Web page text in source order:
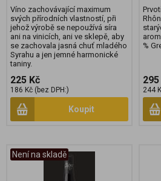
Víno zachovávající maximum
svých přírodních vlastností, při
jehož výrobě se nepoužívá síra
ani na vinicích, ani ve sklepě, aby
se zachovala jasná chuť mladého
Syrahu a jen jemné harmonické
taniny.
225 Kč
186 Kč (bez DPH:)
Koupit
%
244
Není na skladě